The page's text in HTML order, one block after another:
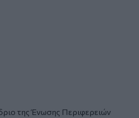
της Ένωσης Περιφερειών